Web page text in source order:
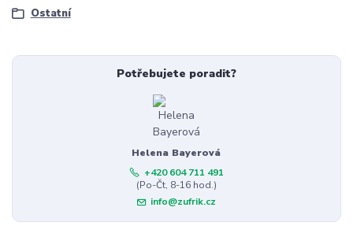
Ostatní
Potřebujete poradit?
Helena Bayerová
+420 604 711 491
(Po-Čt, 8-16 hod.)
info@zufrik.cz